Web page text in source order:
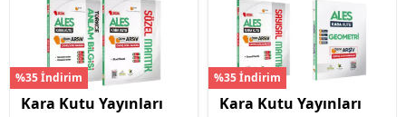
%35 İndirim
Kara Kutu Yayınları
%35 İndirim
Kara Kutu Yayınları